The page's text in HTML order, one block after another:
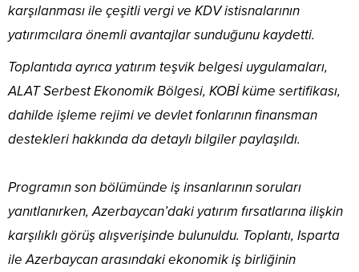
karşılanması ile çeşitli vergi ve KDV istisnalarının
yatırımcılara önemli avantajlar sunduğunu kaydetti.
Toplantıda ayrıca yatırım teşvik belgesi uygulamaları,
ALAT Serbest Ekonomik Bölgesi, KOBİ küme sertifikası,
dahilde işleme rejimi ve devlet fonlarının finansman
destekleri hakkında da detaylı bilgiler paylaşıldı.
Programın son bölümünde iş insanlarının soruları
yanıtlanırken, Azerbaycan’daki yatırım fırsatlarına ilişkin
karşılıklı görüş alışverişinde bulunuldu. Toplantı, Isparta
ile Azerbaycan arasındaki ekonomik iş birliğinin